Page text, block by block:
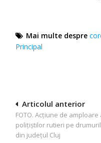
Mai multe despre
Principal
Navigare
în
articole
Articolul anterior
FOTO. Acțiune de amploare
polițiștilor rutieri pe
din județul Cluj